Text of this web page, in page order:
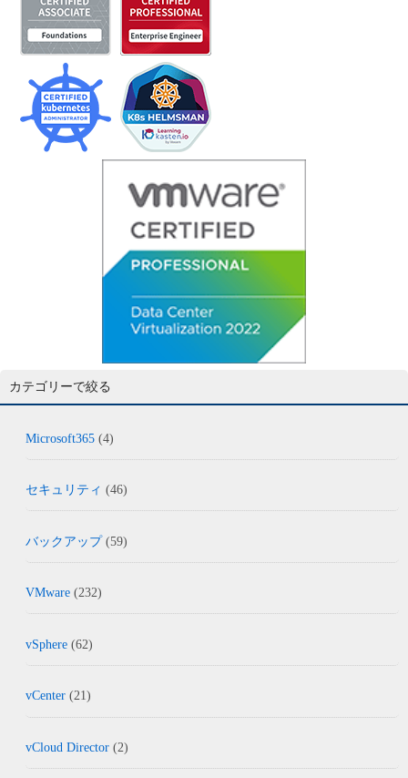
カテゴリーで絞る
Microsoft365 (4)
セキュリティ (46)
バックアップ(59)
VMware (232)
vSphere (62)
vCenter (21)
vCloud Director (2)